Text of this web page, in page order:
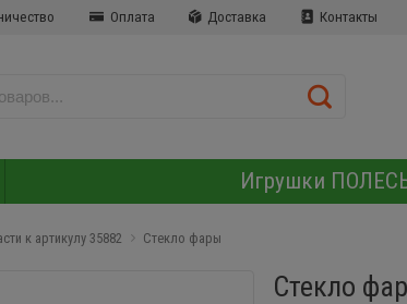
Оплата Доставка Контакты
Игрушки
к артикулу 35882 Стекло фары
Стекло